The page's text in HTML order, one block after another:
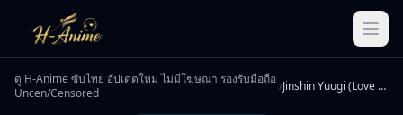
ดู H-Anime ซับไทย อัปเดตใหม่ ไม่มีโฆษณา รองรับมือถือ
Uncen/Censored
/ Jinshin Yuugi (Love Lessons)